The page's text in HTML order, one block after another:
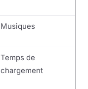
Musiques
Temps de
chargement